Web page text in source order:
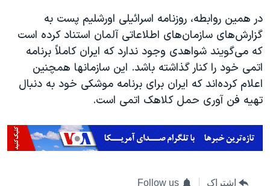
در همین روابطه، روزنامه اسرائیلی اورشلیم پست به
گزارش‌های سازمان‌های اطلاعاتی آلمان استناد کرده است
که می‌گویند شواهدی وجود ندارد که ایران کاملاً برنامه
اتمی خود را کنار گذاشته باشد. این سازمانها همچنین
اعلام کرده‌اند که ایران برای برنامه موشکی خود به دنبال
تهیه فن آوری حمل کلاهک اتمی است.
اشتراک Follow us